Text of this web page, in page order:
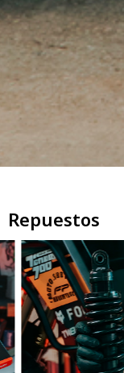
Repuestos